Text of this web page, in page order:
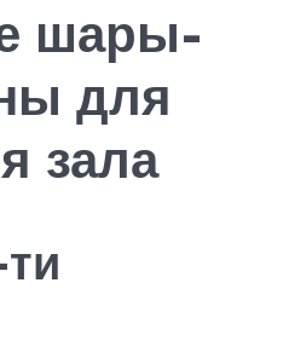
шары-
для
зала